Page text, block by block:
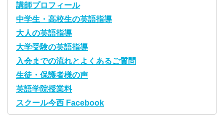
講師プロフィール
中学生・高校生の英語指導
大人の英語指導
大学受験の英語指導
入会までの流れとよくあるご質問
生徒・保護者様の声
英語学院授業料
スクール今西 Facebook